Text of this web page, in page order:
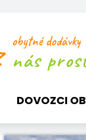
obytné dodávky
nás
DOVOZCI